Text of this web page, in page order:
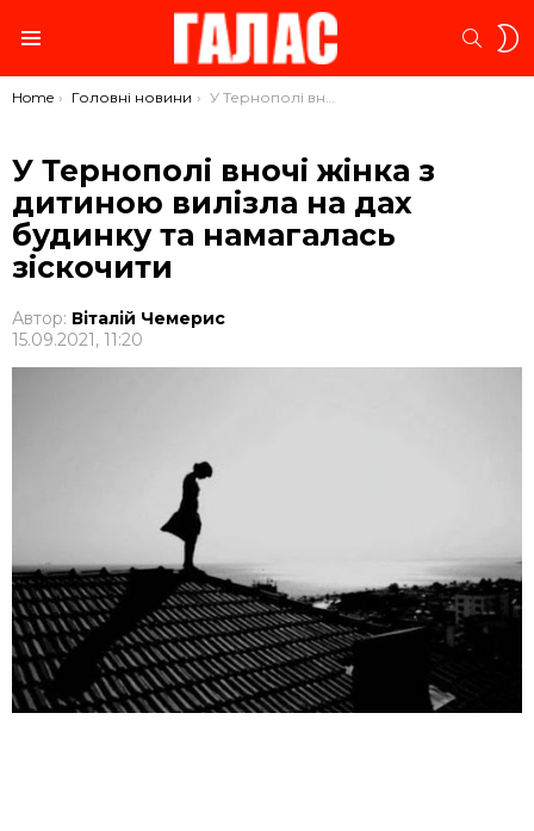
You are here:
Home Головні новини У Тернополі вночі жінка з дитиною вилізла на дах будинку та намагалась зіскочити
У Тернополі вночі жінка з
дитиною вилізла на дах
будинку та намагалась
зіскочити
Автор: Віталій Чемерис
15.09.2021, 11:20